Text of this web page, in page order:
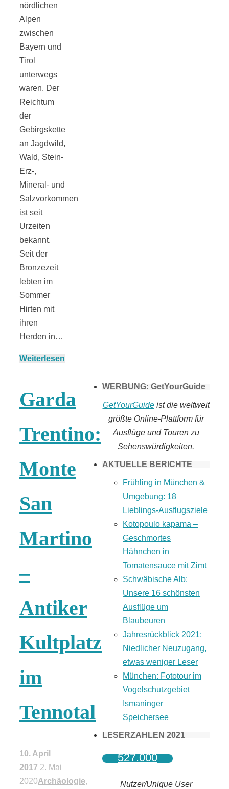
nördlichen
Alpen
zwischen
Bayern und
Tirol
unterwegs
waren. Der
Reichtum
der
Gebirgskette
an Jagdwild,
Wald, Stein-
Erz-,
Mineral- und
Salzvorkommen
ist seit
Urzeiten
bekannt.
Seit der
Bronzezeit
lebten im
Sommer
Hirten mit
ihren
Herden in…
Weiterlesen
Garda
Trentino:
Monte
San
Martino
–
Antiker
Kultplatz
im
Tennotal
10. April
2017 2. Mai
2020Archäologie,
WERBUNG: GetYourGuide
GetYourGuideist die weltweit
größte Online-Plattform für
Ausflüge und Touren zu
Sehenswürdigkeiten.
AKTUELLE BERICHTE
Frühling in München &
Umgebung: 18
Lieblings-Ausflugsziele
Kotopoulo kapama –
Geschmortes
Hähnchen in
Tomatensauce mit Zimt
Schwäbische Alb:
Unsere 16 schönsten
Ausflüge um
Blaubeuren
Jahresrückblick 2021:
Niedlicher Neuzugang,
etwas weniger Leser
München: Fototour im
Vogelschutzgebiet
Ismaninger
Speichersee
LESERZAHLEN 2021
527.000
Nutzer/Unique User